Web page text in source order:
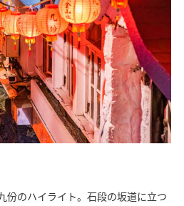
份のハイライト。石段の坂道に立つ